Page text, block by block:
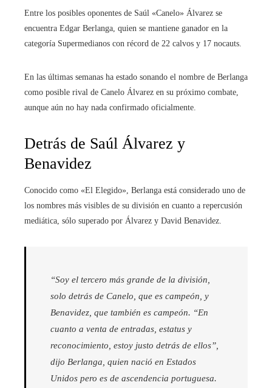
Entre los posibles oponentes de Saúl «Canelo» Álvarez se
encuentra Edgar Berlanga, quien se mantiene ganador en la
categoría Supermedianos con récord de 22 calvos y 17 nocauts.
En las últimas semanas ha estado sonando el nombre de Berlanga
como posible rival de Canelo Álvarez en su próximo combate,
aunque aún no hay nada confirmado oficialmente.
Detrás de Saúl Álvarez y
Benavidez
Conocido como «El Elegido», Berlanga está considerado uno de
los nombres más visibles de su división en cuanto a repercusión
mediática, sólo superado por Álvarez y David Benavidez.
“Soy el tercero más grande de la división,
solo detrás de Canelo, que es campeón, y
Benavidez, que también es campeón. “En
cuanto a venta de entradas, estatus y
reconocimiento, estoy justo detrás de ellos”,
dijo Berlanga, quien nació en Estados
Unidos pero es de ascendencia portuguesa.